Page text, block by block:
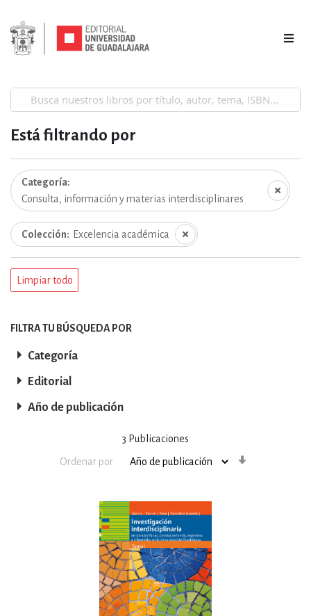
3 Publicaciones
Ordenar por
Está filtrando por
Categoría
Consulta, información y materias interdisciplinares
Colección Excelencia académica
Limpiar todo
FILTRA TU BÚSQUEDA POR
Categoría
Editorial
Año de publicación